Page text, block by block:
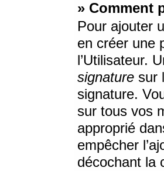
» Comment
Pour ajouter
en créer une
l’Utilisateur.
signature sur
signature.
sur tous vos
approprié
empêcher
décochant la